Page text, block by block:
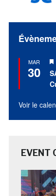
MAR
30
Voir le
EVENT